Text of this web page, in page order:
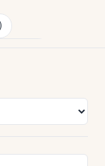
Dalmacija (7)